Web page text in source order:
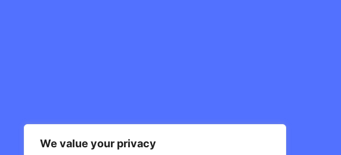
We value your privacy